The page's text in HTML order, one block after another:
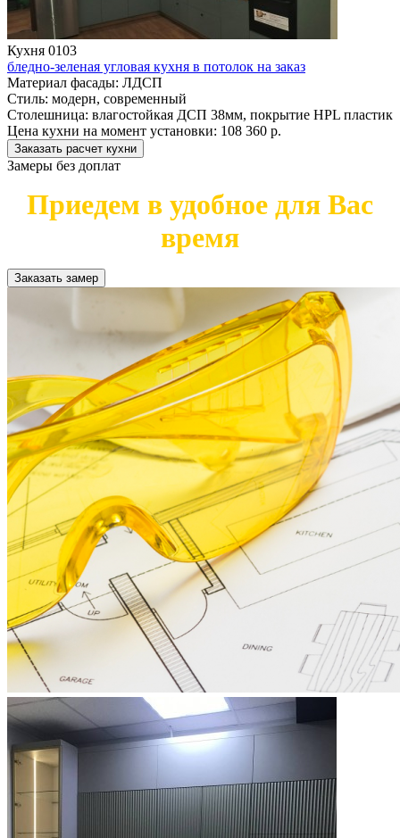
Кухня 0103
бледно-зеленая угловая кухня в потолок на заказ
Материал фасады: ЛДСП
Стиль: модерн, современный
Столешница: влагостойкая ДСП 38мм, покрытие HPL пластик
Цена кухни на момент установки: 108 360 р.
Заказать расчет кухни
Замеры без доплат
Приедем в удобное для Вас
время
Заказать замер